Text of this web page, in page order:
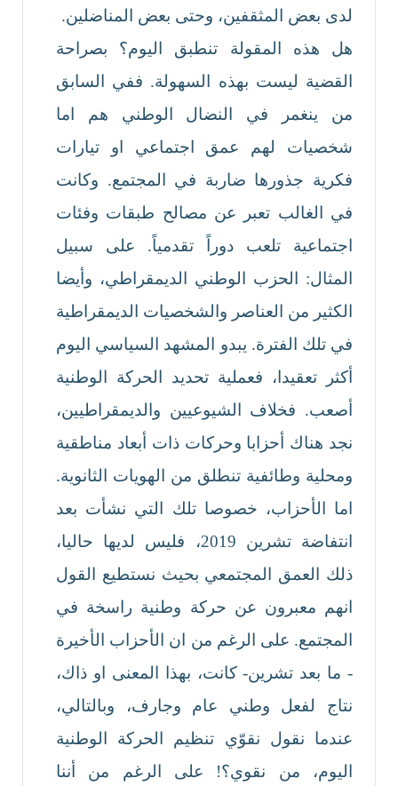
لدى بعض المثقفين، وحتى بعض المناضلين.
هل هذه المقولة تنطبق اليوم؟ بصراحة
القضية ليست بهذه السهولة. ففي السابق
من ينغمر في النضال الوطني هم اما
شخصيات لهم عمق اجتماعي او تيارات
فكرية جذورها ضاربة في المجتمع. وكانت
في الغالب تعبر عن مصالح طبقات وفئات
اجتماعية تلعب دوراً تقدمياً. على سبيل
المثال: الحزب الوطني الديمقراطي، وأيضا
الكثير من العناصر والشخصيات الديمقراطية
في تلك الفترة. يبدو المشهد السياسي اليوم
أكثر تعقيدا، فعملية تحديد الحركة الوطنية
أصعب. فخلاف الشيوعيين والديمقراطيين،
نجد هناك أحزابا وحركات ذات أبعاد مناطقية
ومحلية وطائفية تنطلق من الهويات الثانوية.
اما الأحزاب، خصوصا تلك التي نشأت بعد
انتفاضة تشرين 2019، فليس لديها حاليا،
ذلك العمق المجتمعي بحيث نستطيع القول
انهم معبرون عن حركة وطنية راسخة في
المجتمع. على الرغم من ان الأحزاب الأخيرة
- ما بعد تشرين- كانت، بهذا المعنى او ذاك،
نتاج لفعل وطني عام وجارف، وبالتالي،
عندما نقول نقوّي تنظيم الحركة الوطنية
اليوم، من نقوي؟! على الرغم من أننا